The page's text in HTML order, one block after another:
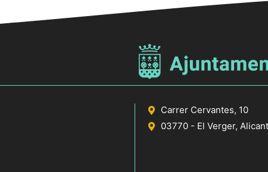
Carrer Cervantes, 10
03770 - El Verger,